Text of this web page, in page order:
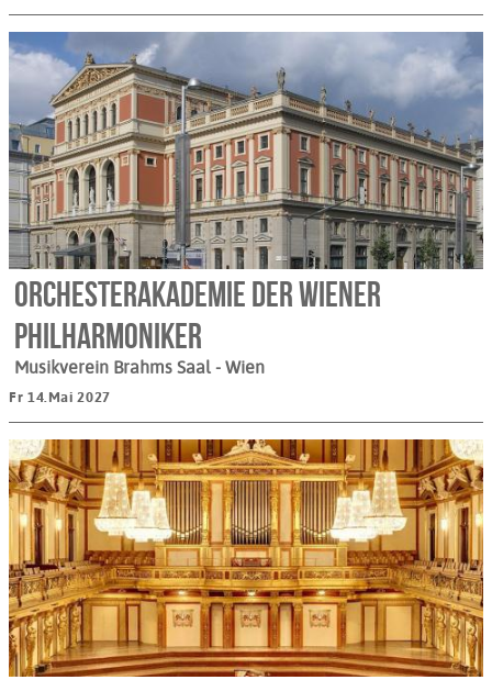
Orchesterakademie der Wiener
Philharmoniker
Musikverein Brahms Saal - Wien
Fr 14.Mai 2027